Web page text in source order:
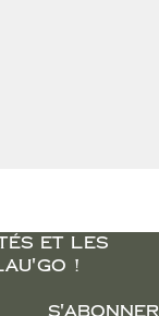
ET LES
!
S'abonner